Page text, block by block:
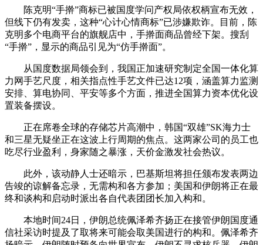
陈克明“手擀”商标已被国度学问产权局依权柄宣布无效，
但线下仍有发卖，这种“心计心情商标”已涉嫌欺诈。目前，陈
克明多个电商平台的旗舰店中，手擀面商品曾经下架。搜刮
“手擀”，显示的商品引见为“仿手擀面”。
从国度数据局领会到，我国正加速研究制定全国一体化算
力网手艺尺度，相关指点性手艺文件已达12项，涵盖算力监测
安排、算电协同、平安等多个方面，推进全国算力资本优化设
置装备摆设。
正在席卷全球的存储芯片高潮中，韩国“双雄”SK海力士
和三星无疑坐正在这波上行周期的焦点。这两家公司的员工也
吃尽行业盈利，身家随之暴涨，天价金激发社会热议。
此外，该动静人士还暗示，巴基斯坦将担任颁布发表两边
告竣的谅解备忘录，无需构和各方参加；美国和伊朗将正在最
终和谈构和启动时派出各自代表团团长加入构和。
本地时间24日，伊朗总统佩泽希齐扬正在接管伊朗国度通
信社采访时提及了取将来可能会取美国进行的构和。佩泽希齐